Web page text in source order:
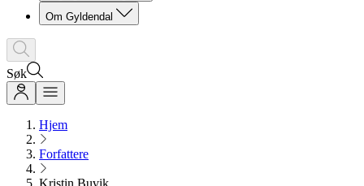
Om Gyldendal
Søk
Hjem
Forfattere
Kristin Buvik